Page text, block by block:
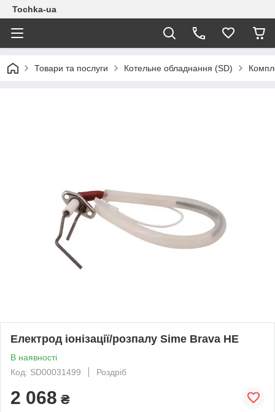
Tochka-ua
Товари та послуги Котельне обладнання (SD)
Електрод іонізації/розпалу Sime Brava HE
В наявності
Код: SD00031499
Роздріб
2 068 ₴